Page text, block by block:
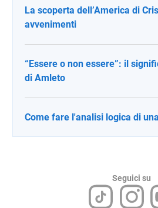
La scoperta dell’America di
avvenimenti
“Essere o non essere”: il
di Amleto
Come fare l'analisi logica di
Seguici su